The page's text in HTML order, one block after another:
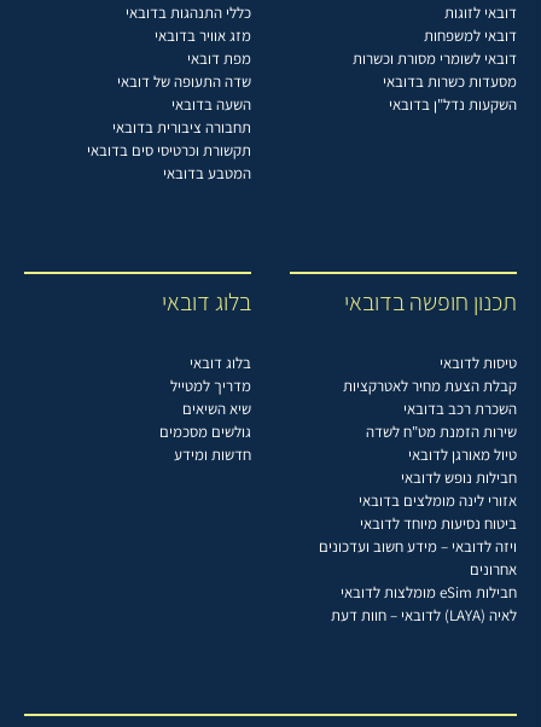
דובאי לזוגות
דובאי למשפחות
דובאי לשומרי מסורת וכשרות
מסעדות כשרות בדובאי
השקעות נדל"ן בדובאי
כללי התנהגות בדובאי
מזג אוויר בדובאי
מפת דובאי
שדה התעופה של דובאי
השעה בדובאי
תחבורה ציבורית בדובאי
תקשורת וכרטיסי סים בדובאי
המטבע בדובאי
תכנון חופשה בדובאי
טיסות לדובאי
קבלת הצעת מחיר לאטרקציות
השכרת רכב בדובאי
שירות הזמנת מט"ח לשדה
טיול מאורגן לדובאי
חבילות נופש לדובאי
אזורי לינה מומלצים בדובאי
ביטוח נסיעות מיוחד לדובאי
ויזה לדובאי – מידע חשוב ועדכונים
אחרונים
חבילות eSim מומלצות לדובאי
לאיה (LAYA) לדובאי – חוות דעת
בלוג דובאי
בלוג דובאי
מדריך למטייל
שיא השיאים
גולשים מסכמים
חדשות ומידע